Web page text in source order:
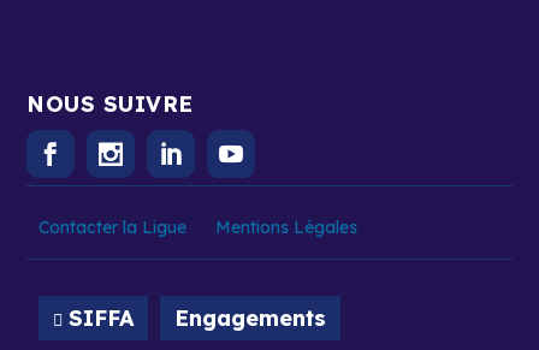
NOUS SUIVRE
Contacter la Ligue Mentions Légales
SIFFA Engagements